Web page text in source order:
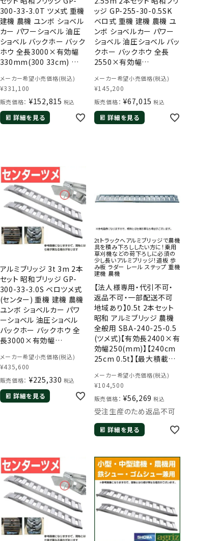
300-33-3.0T ツメ式 重機
建機 農機 ユンボ ショベル
カー パワーショベル 油圧
ショベル バックホー バック
ホウ 全長3000×有効幅
330mm(300 33cm) 最
ラダーレール アルミステッ
プ アルミラダー
メーカー希望小売価格(税込)
¥331,100
販売価格： ¥152,815 税込
詳細を見る
ッジ GP-255-30-0.5SK
ベロ式 重機 建機 農機 ユ
ンボ ショベルカー パワー
ショベル 油圧ショベル バッ
クホー バックホウ 全長
2550×有効幅
大積載0.5t 0.5トン ラダー
レール アルミステップ アル
ミラダー
メーカー希望小売価格(税込)
¥145,200
販売価格： ¥67,015 税込
詳細を見る
アルミブリッジ 3t 3m 2本
セット 昭和ブリッジ GP-
300-33-3.0S ベロツメ式
(センター) 重機 建機 農機
ユンボ ショベルカー パワ
ーショベル 油圧ショベル
バックホー バックホウ 全
長3000×有効幅
大積載3トン 3.0t 3.0トン
ラダーレール
メーカー希望小売価格(税込)
¥435,600
販売価格： ¥225,330 税込
詳細を見る
2tトラックへアルミブリッジで農機
具を積み下ろししたい方に！乗用
草刈機などの荷下ろしに必須の
少し長いアルミブリッジ！道板 歩
み板 ラダー レール ステップ 重機
建機 農機
【法人様専用・代引不可・
返品不可・一部配送不可
地域あり】0.5t 2本セット
昭和 アルミブリッジ 農機
全般用 SBA-240-25-0.5
(ツメ式)【有効長2400×有
効幅250(mm)】【240cm
25cm 0.5t】【最大積載
ン】【0.5t】【国産・日本製】
【2.4m】
メーカー希望小売価格(税込)
¥104,500
販売価格： ¥56,269 税込
受注生産のため返品不可
詳細を見る